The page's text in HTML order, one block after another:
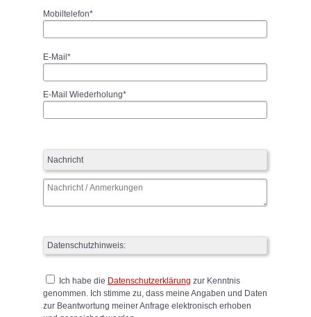
Mobiltelefon*
E-Mail*
E-Mail Wiederholung*
Nachricht
Datenschutzhinweis:
Ich habe die Datenschutzerklärung zur Kenntnis
genommen. Ich stimme zu, dass meine Angaben und Daten
zur Beantwortung meiner Anfrage elektronisch erhoben